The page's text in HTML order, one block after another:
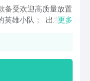
备受欢迎高质量放置
英雄小队； 出发，
同踏上魔幻旅程，
更多